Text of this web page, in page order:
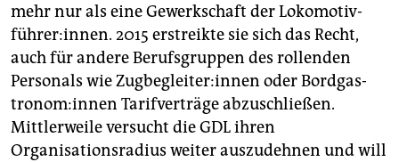
mehr nur als eine Gewerkschaft der Lo­ko­mo­tiv­
führer:in­nen. 2015 erstreikte sie sich das Recht,
auch für andere Berufsgruppen des rollenden
Personals wie Zug­be­glei­te­r:in­nen oder Bord­gas­
tro­no­m:in­nen Tarifverträge abzuschließen.
Mittlerweile versucht die GDL ihren
Organisationsradius weiter auszudehnen und will